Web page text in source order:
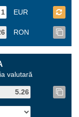
EUR
RON
valutară